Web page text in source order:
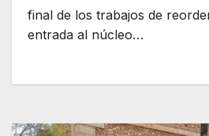
final de los trabajos de
entrada al núcleo…